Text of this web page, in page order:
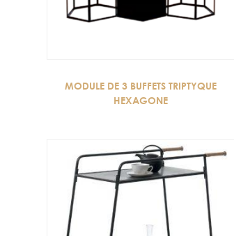
MODULE DE 3 BUFFETS TRIPTYQUE
HEXAGONE